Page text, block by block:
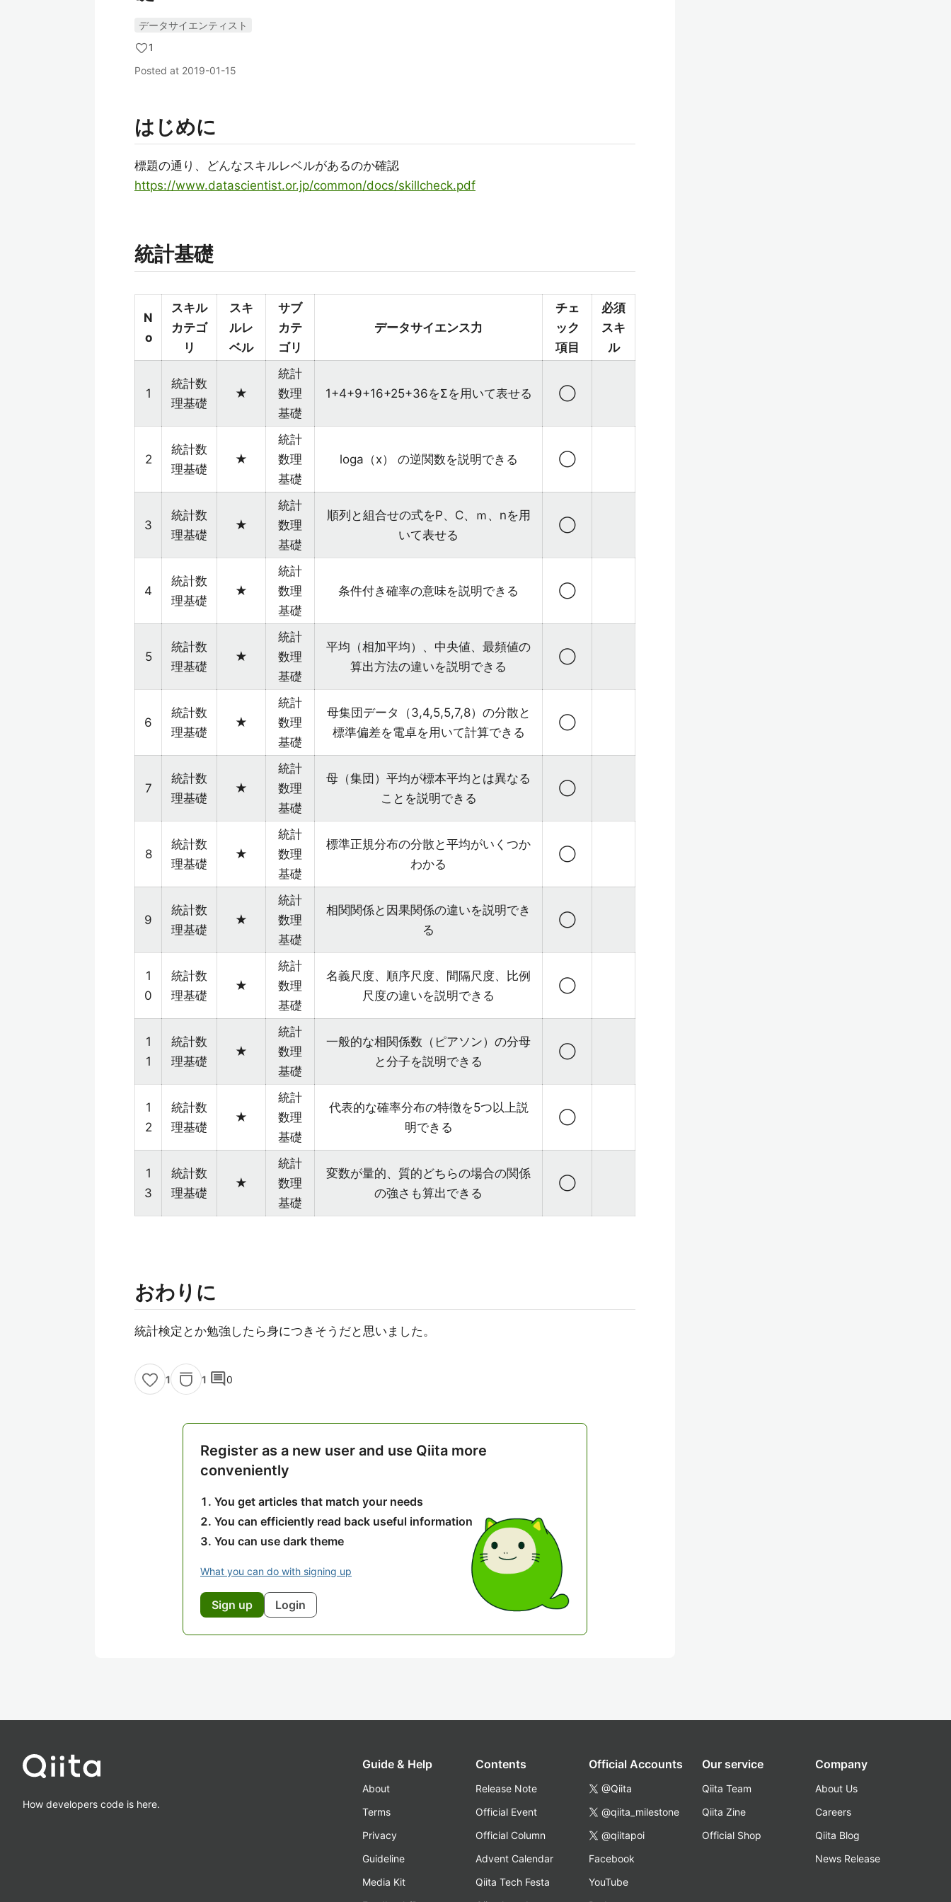
データサイエンティスト
1
Posted at 2019-01-15
はじめに
標題の通り、どんなスキルレベルがあるのか確認
https://www.datascientist.or.jp/common/docs/skillcheck.pdf
統計基礎
N
o
スキル
カテゴ
リ
スキ
ルレ
ベル
サブ
カテ
ゴリ
データサイエンス力
チェ
ック
項目
必須
スキ
ル
1
統計数
理基礎
★
統計
数理
基礎
1+4+9+16+25+36をΣを用いて表せる ◯
2
統計数
理基礎
★
統計
数理
基礎
loga（x） の逆関数を説明できる ◯
3
統計数
理基礎
★
統計
数理
基礎
順列と組合せの式をP、C、ｍ、nを用
いて表せる
◯
4
統計数
理基礎
★
統計
数理
基礎
条件付き確率の意味を説明できる ◯
5
統計数
理基礎
★
統計
数理
基礎
平均（相加平均）、中央値、最頻値の
算出方法の違いを説明できる
◯
6
統計数
理基礎
★
統計
数理
基礎
母集団データ（3,4,5,5,7,8）の分散と
標準偏差を電卓を用いて計算できる
◯
7
統計数
理基礎
★
統計
数理
基礎
母（集団）平均が標本平均とは異なる
ことを説明できる
◯
8
統計数
理基礎
★
統計
数理
基礎
標準正規分布の分散と平均がいくつか
わかる
◯
9
統計数
理基礎
★
統計
数理
基礎
相関関係と因果関係の違いを説明でき
る
◯
1
0
統計数
理基礎
★
統計
数理
基礎
名義尺度、順序尺度、間隔尺度、比例
尺度の違いを説明できる
◯
1
1
統計数
理基礎
★
統計
数理
基礎
一般的な相関係数（ピアソン）の分母
と分子を説明できる
◯
1
2
統計数
理基礎
★
統計
数理
基礎
代表的な確率分布の特徴を5つ以上説
明できる
◯
1
3
統計数
理基礎
★
統計
数理
基礎
変数が量的、質的どちらの場合の関係
の強さも算出できる
◯
おわりに
統計検定とか勉強したら身につきそうだと思いました。
1 1 comment0
Register as a new user and use Qiita more
conveniently
You get articles that match your needs
You can efficiently read back useful information
You can use dark theme
What you can do with signing up
Sign up Login
How developers code is here.
Guide & Help
About
Terms
Privacy
Guideline
Media Kit
Contents
Release Note
Official Event
Official Column
Advent Calendar
Qiita Tech Festa
Official Accounts
@Qiita
@qiita_milestone
@qiitapoi
Facebook
YouTube
Our service
Qiita Team
Qiita Zine
Official Shop
Company
About Us
Careers
Qiita Blog
News Release